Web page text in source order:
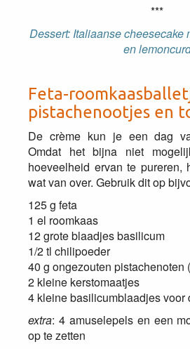
***
Dessert: Italiaanse cheesecake
en
Feta-
pistachenootjes en
De crème kun je een dag
Omdat het bijna niet
hoeveelheid ervan te pureren,
wat van over. Gebruik dit op
125 g feta
1 el roomkaas
12 grote blaadjes basilicum
1/2 tl chilipoeder
40 g ongezouten pistachenoten
2 kleine kerstomaatjes
4 kleine basilicumblaadjes voor
extra: 4 amuselepels en een
op te zetten